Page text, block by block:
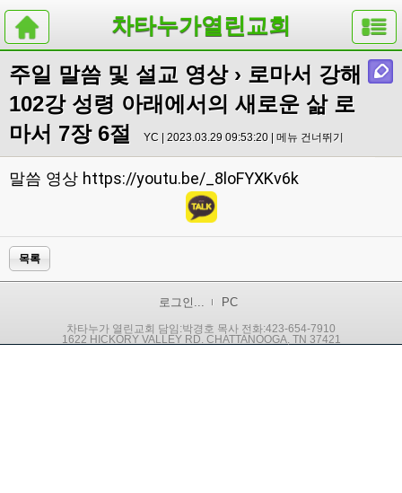
차타누가열린교회
주일 말씀 및 설교 영상› 로마서 강해
102강 성령 아래에서의 새로운 삶 로
마서 7장 6절
YC | 2023.03.29 09:53:20 | 메뉴 건너뛰기
말씀 영상 https://youtu.be/_8loFYXKv6k
목록
로그인... PC
차타누가 열린교회 담임:박경호 목사 전화:423-654-7910
1622 HICKORY VALLEY RD. CHATTANOOGA, TN 37421